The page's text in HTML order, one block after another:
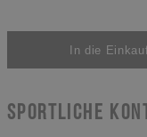
SPORTLICHE